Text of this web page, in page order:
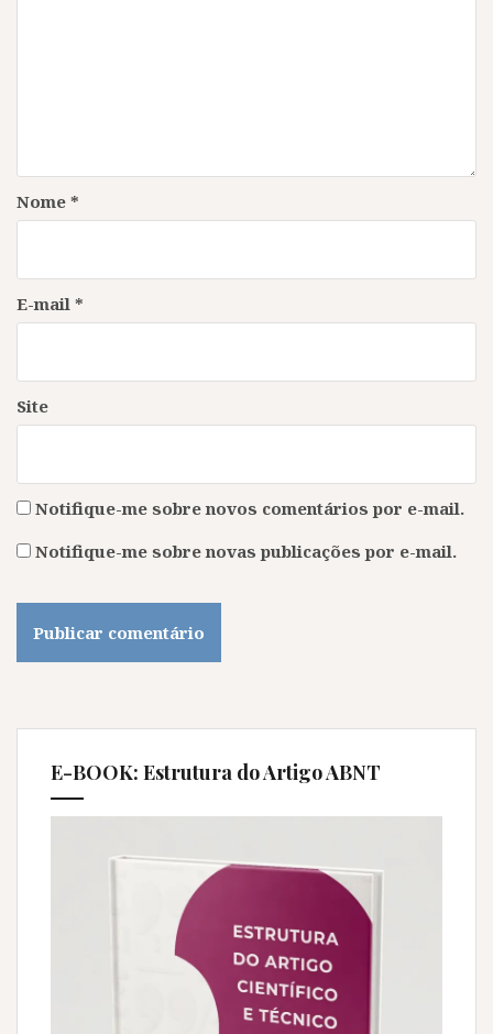
Nome *
E-mail *
Site
Notifique-me sobre novos comentários por e-mail.
Notifique-me sobre novas publicações por e-mail.
E-BOOK: Estrutura do Artigo ABNT